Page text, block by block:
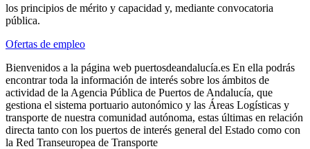
los principios de mérito y capacidad y, mediante convocatoria
pública.
Ofertas de empleo
Bienvenidos a la página web puertosdeandalucía.es En ella podrás
encontrar toda la información de interés sobre los ámbitos de
actividad de la Agencia Pública de Puertos de Andalucía, que
gestiona el sistema portuario autonómico y las Áreas Logísticas y
transporte de nuestra comunidad autónoma, estas últimas en relación
directa tanto con los puertos de interés general del Estado como con
la Red Transeuropea de Transporte